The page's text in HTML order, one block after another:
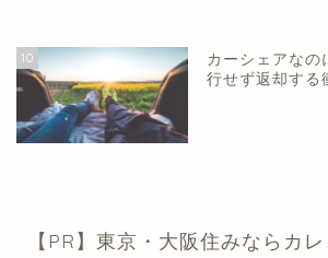
10
カーシェアなの
行せず返却する
【PR】東京・大阪住みならカレ